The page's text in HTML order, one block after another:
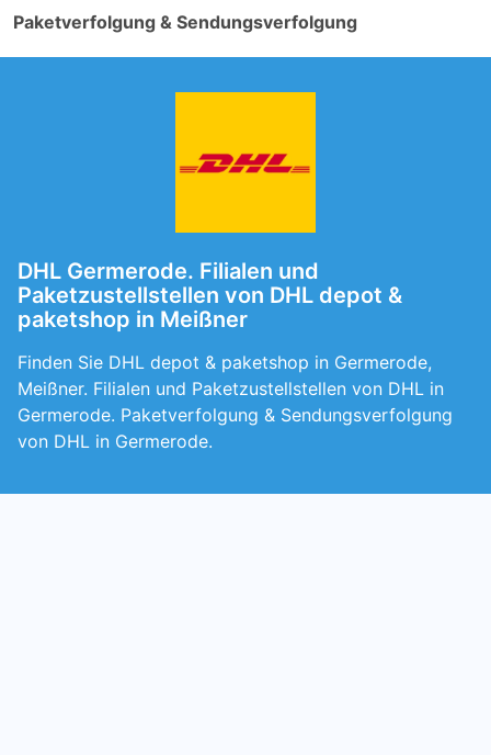
Paketverfolgung & Sendungsverfolgung
DHL Germerode. Filialen und
Paketzustellstellen von DHL depot &
paketshop in Meißner
Finden Sie DHL depot & paketshop in Germerode,
Meißner. Filialen und Paketzustellstellen von DHL in
Germerode. Paketverfolgung & Sendungsverfolgung
von DHL in Germerode.